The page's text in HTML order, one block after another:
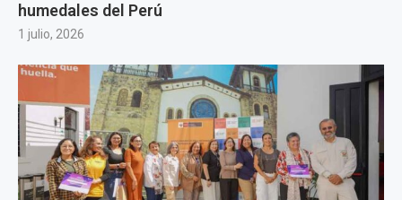
humedales del Perú
1 julio, 2026